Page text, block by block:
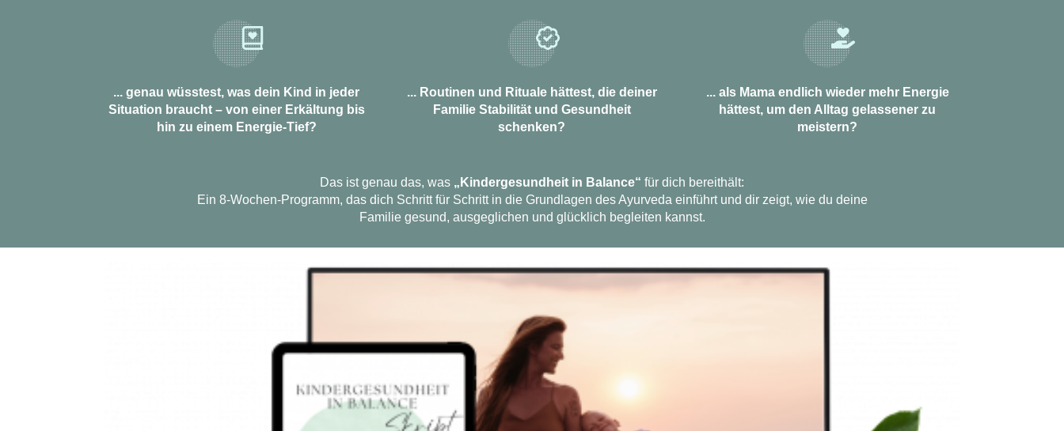
... genau wüsstest, was dein Kind in jeder
Situation braucht – von einer Erkältung bis
hin zu einem Energie-Tief?
... Routinen und Rituale hättest, die deiner
Familie Stabilität und Gesundheit
schenken?
... als Mama endlich wieder mehr Energie
hättest, um den Alltag gelassener zu
meistern?
Das ist genau das, was „Kindergesundheit in Balance“ für dich bereithält:
Ein 8-Wochen-Programm, das dich Schritt für Schritt in die Grundlagen des Ayurveda einführt und dir zeigt, wie du deine
Familie gesund, ausgeglichen und glücklich begleiten kannst.